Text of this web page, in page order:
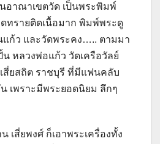
อาณาเขตวัด เป็นพระพิมพ์
ดทรายติดเนื้อมาก พิมพ์พระดู
ก้ว และวัดพระคง….. ตามมา
หลวงพ่อแก้ว วัดเครือวัลย์
สี่ยสถิต ราชบุรี ที่มีแฟนคลับ
เพราะมีพระยอดนิยม ลึกๆ
เสี่ยพงศ์ ก็เอาพระเครื่องทั้ง